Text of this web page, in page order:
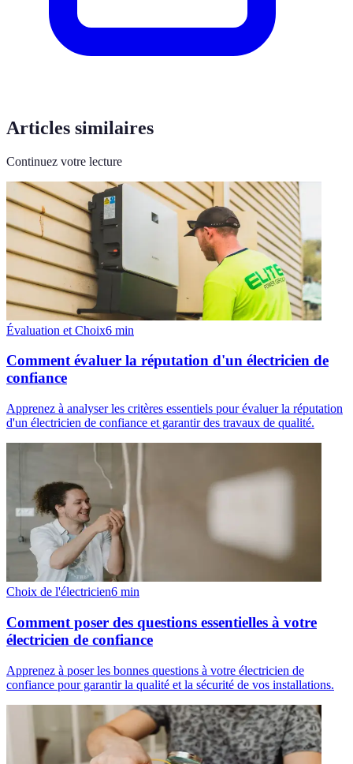
Articles similaires
Continuez votre lecture
Évaluation et Choix6 min
Comment évaluer la réputation d'un électricien de
confiance
Apprenez à analyser les critères essentiels pour évaluer la réputation
d'un électricien de confiance et garantir des travaux de qualité.
Choix de l'électricien6 min
Comment poser des questions essentielles à votre
électricien de confiance
Apprenez à poser les bonnes questions à votre électricien de
confiance pour garantir la qualité et la sécurité de vos installations.